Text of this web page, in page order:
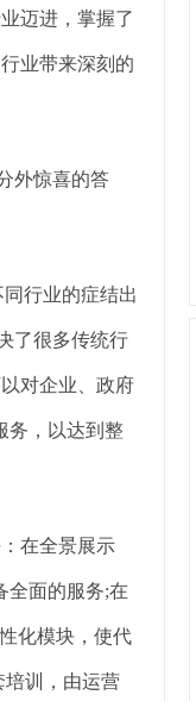
迈进，掌握了
业带来深刻的
外惊喜的答
行业的症结出
了很多传统行
对企业、政府
务，以达到整
在全景展示
全面的服务;在
化模块，使代
培训，由运营